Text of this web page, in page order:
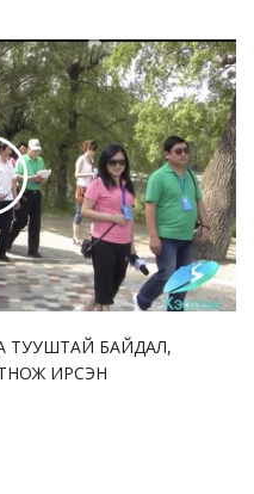
ТУУШТАЙ БАЙДАЛ,
ИРСЭН